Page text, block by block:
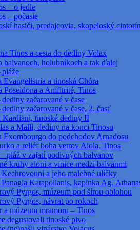
– o jedle
– počasie
hasiči, predajcovia, skopeloský cintorín
Tinos a cesta do dediny Volax
balvanoch, holubníkoch a tak ďalej
Evangelistria a tinoská Chóra
Poseidona a Amfitrité, Tinos
začarované v čase
začarované v čase, 2. časť
Kardiani, tinoské dediny II
a Malli, dediny na konci Tinosu
Exombourgo do podchodov Arnadosu
a reliéf boha vetrov Aiola, Tinos
pláž v zajatí podivných balvanov
kruhy aloni a vinice medzi balvanmi
a jeho malebné uličky
Katapolianis, kaplnka Ag.
Pyrgos, múzeum pod šírou oblohou
Pyrgos, návrat po rokoch
a múzeum mramoru – Tinos
degustovali tinoské pivo